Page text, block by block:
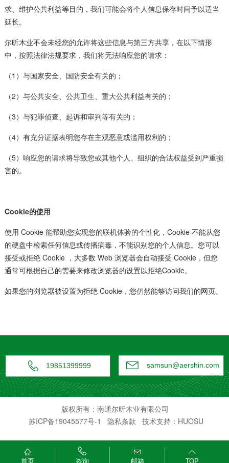
求、维护公共利益等目的，我们可能会将个人信息保存时间予以适当
延长。
尔昕木业不会未经您的允许将这些信息与第三方共享，在以下情形
中，按照法律法规要求，我们将无法响应您的请求：
（1）与国家安全、国防安全有关的；
（2）与公共安全、公共卫生、重大公共利益有关的；
（3）与犯罪侦查、起诉和审判等有关的；
（4）有充分证据表明您存在主观恶意或滥用权利的；
（5）响应您的请求将导致您或其他个人、组织的合法权益受到严重损
害的。
Cookie的使用
使用 Cookie 能帮助您实现您的联机体验的个性化，Cookie 不能从您
的硬盘中检索任何信息或传播病毒，不能识别您的个人信息。您可以
接受或拒绝 Cookie ，大多数 Web 浏览器会自动接受 Cookie，但您
通常可根据自己的需要来修改浏览器的设置以拒绝Cookie。
如果您的浏览器被设置为拒绝 Cookie，您仍然能够访问我们的网页。
 19851399999  samsun@aershin.com
版权所有：南通尔昕木业有限公司
苏ICP备19045577号-1
隐私条款 技术支持：HUOSU

首页

咨询

邮箱

TOP